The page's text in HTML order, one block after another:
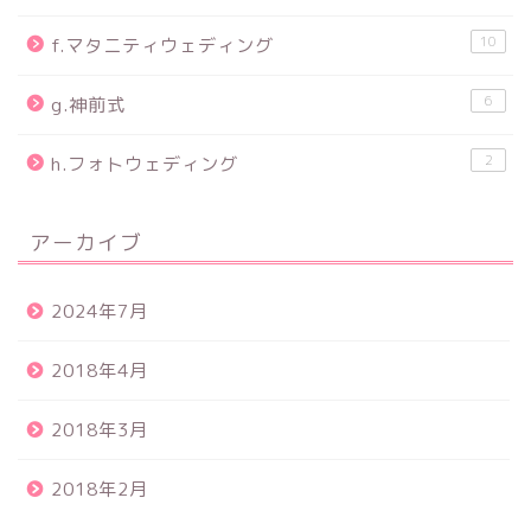
f.マタニティウェディング 10
g.神前式 6
h.フォトウェディング 2
アーカイブ
2024年7月
2018年4月
2018年3月
2018年2月